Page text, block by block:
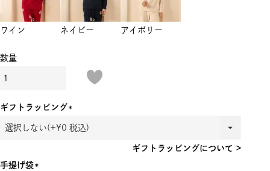
ワイン ネイビー アイボリー
ギフトラッピング
(必
ギフトラッピングについて >
手提げ袋